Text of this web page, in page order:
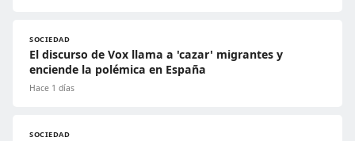
SOCIEDAD
El discurso de Vox llama a 'cazar' migrantes y
enciende la polémica en España
Hace 1 días
SOCIEDAD